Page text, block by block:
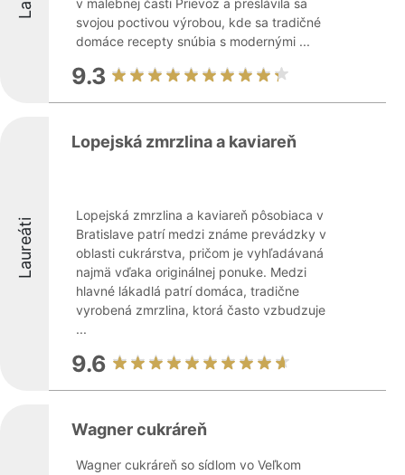
v malebnej časti Prievoz a preslávila sa
svojou poctivou výrobou, kde sa tradičné
domáce recepty snúbia s modernými ...
9.3
Laureáti
Lopejská zmrzlina a kaviareň
Lopejská zmrzlina a kaviareň pôsobiaca v
Bratislave patrí medzi známe prevádzky v
oblasti cukrárstva, pričom je vyhľadávaná
najmä vďaka originálnej ponuke. Medzi
hlavné lákadlá patrí domáca, tradične
vyrobená zmrzlina, ktorá často vzbudzuje
...
9.6
Wagner cukráreň
Wagner cukráreň so sídlom vo Veľkom